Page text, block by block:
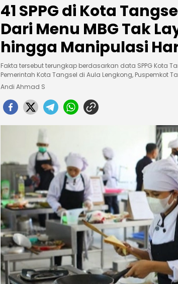
41 SPPG di Kota
Dari Menu MBG Tak
hingga Manipulasi
Fakta tersebut terungkap berdasarkan data SPPG Kota
Pemerintah Kota Tangsel di Aula Lengkong, Puspemkot
Andi Ahmad S